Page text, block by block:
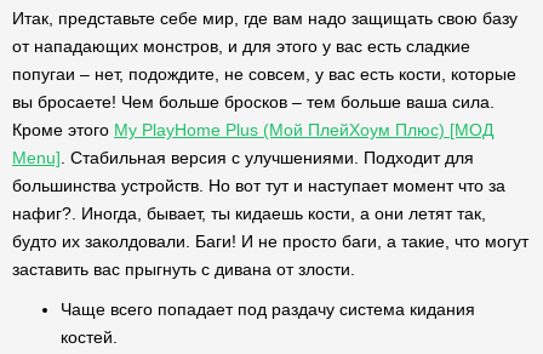
Итак, представьте себе мир, где вам надо защищать свою базу
от нападающих монстров, и для этого у вас есть сладкие
попугаи – нет, подождите, не совсем, у вас есть кости, которые
вы бросаете! Чем больше бросков – тем больше ваша сила.
Кроме этого My PlayHome Plus (Мой ПлейХоум Плюс) [МОД
Menu] . Стабильная версия с улучшениями. Подходит для
большинства устройств. Но вот тут и наступает момент что за
нафиг?. Иногда, бывает, ты кидаешь кости, а они летят так,
будто их заколдовали. Баги! И не просто баги, а такие, что могут
заставить вас прыгнуть с дивана от злости.
Чаще всего попадает под раздачу система кидания
костей.